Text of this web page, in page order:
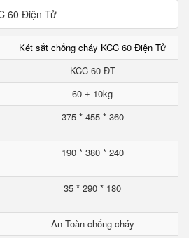
Két sắt chống cháy KCC 60 Điện Tử
KCC 60 ĐT
60 ± 10kg
375 * 455 * 360
190 * 380 * 240
35 * 290 * 180
An Toàn chống cháy